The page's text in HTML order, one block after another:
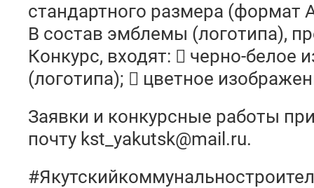
стандартного размера (формат
В состав эмблемы (логотипа),
Конкурс, входят:  черно-
(логотипа);  цветное
Заявки и конкурсные работы
почту kst_yakutsk@mail.ru.